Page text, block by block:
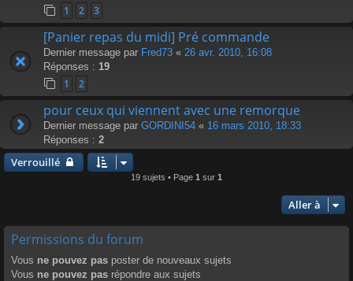
1 2 3
[Panier repas du midi] Pré commande
Dernier message par Fred73 « 26 avr. 2010, 16:08
Réponses : 19
1 2
pour ceux qui viennent avec une remorque
Dernier message par GORDINI54 « 16 mars 2010, 18:33
Réponses : 2
Verrouillé
19 sujets • Page 1 sur 1
Aller à
Permissions du forum
Vous ne pouvez pas poster de nouveaux sujets
Vous ne pouvez pas répondre aux sujets